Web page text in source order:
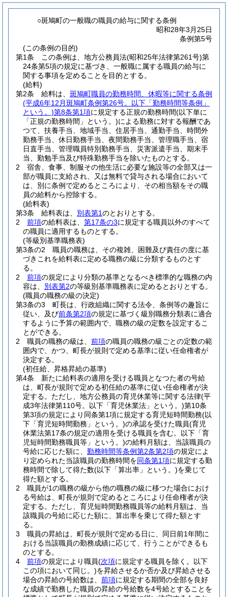
○斑鳩町の一般職の職員の給与に関する条例
昭和28年3月25日
条例第5号
(この条例の目的)
第1条
この条例は、地方公務員法(昭和25年法律第261号)第
24条第5項の規定に基づき、一般職に属する職員の給与に
関する事項を定めることを目的とする。
(給料)
第2条
給料は、 斑鳩町職員の勤務時間、休暇等に関する条例
(平成6年12月斑鳩町条例第26号。以下「勤務時間等条例」
という。)第8条第1項に規定する正規の勤務時間(以下単に
「正規の勤務時間」という。)による勤務に対する報酬であ
つて、扶養手当、地域手当、住居手当、通勤手当、時間外
勤務手当、休日勤務手当、夜間勤務手当、管理職手当、宿
日直手当、管理職員特別勤務手当、災害派遣手当、期末手
当、勤勉手当及び特殊勤務手当を除いたものとする。
2
宿舎、食事、制服その他生活に必要な施設等の全部又は一
部が職員に支給され、又は無料で貸与される場合において
は、別に条例で定めるところにより、その相当額をその職
員の給料から控除する。
(給料表)
第3条
給料表は、 別表第1のとおりとする。
2
前項の給料表は、 第17条の3に規定する職員以外のすべて
の職員に適用するものとする。
(等級別基準職務表)
第3条の2
職員の職務は、その複雑、困難及び責任の度に基
づきこれを給料表に定める職務の級に分類するものとす
る。
2
前項の規定により分類の基準となるべき標準的な職務の内
容は、 別表第2の等級別基準職務表に定めるとおりとする。
(職員の職務の級の決定)
第3条の3
町長は、行政組織に関する法令、条例等の趣旨に
従い、及び前条第2項の規定に基づく級別職務分類表に適合
するように予算の範囲内で、職務の級の定数を設定するこ
とができる。
2
職員の職務の級は、 前項の職員の職務の級ごとの定数の範
囲内で、かつ、町長が規則で定める基準に従い任命権者が
決定する。
(初任給、昇格昇給の基準)
第4条
新たに給料表の適用を受ける職員となつた者の号給
は、町長が規則で定める初任給の基準に従い任命権者が決
定する。 ただし、地方公務員の育児休業等に関する法律(平
成3年法律第110号。以下「育児休業法」という。)第10条
第3項の規定により同条第1項に規定する育児短時間勤務(以
下「育児短時間勤務」という。)の承認を受けた職員(育児
休業法第17条の規定の適用を受ける職員を含む。以下「育
児短時間勤務職員等」という。)の給料月額は、当該職員の
号給に応じた額に、 勤務時間等条例第2条第2項の規定によ
り定められた当該職員の勤務時間を同条第1項に規定する勤
務時間で除して得た数(以下「算出率」という。)を乗じて
得た額とする。
2
職員が1の職務の級から他の職務の級に移つた場合におけ
る号給は、町長が規則で定めるところにより任命権者が決
定する。 ただし、育児短時間勤務職員等の給料月額は、当
該職員の号給に応じた額に、算出率を乗じて得た額とす
る。
3
職員の昇給は、町長が規則で定める日に、同日前1年間に
おける当該職員の勤務成績に応じて、行うことができるも
のとする。
4
前項の規定により職員(次項に規定する職員を除く。以下
この項において同じ。)を昇給させるか否か及び昇給させる
場合の昇給の号給数は、 前項に規定する期間の全部を良好
な成績で勤務した職員の昇給の号給数を4号給とすることを